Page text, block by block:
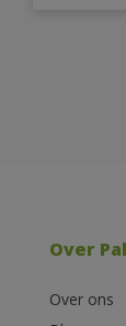
Over
Over ons